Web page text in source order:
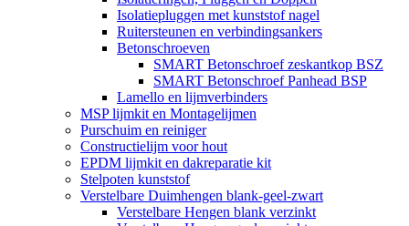
Isolatiepluggen met kunststof nagel
Ruitersteunen en verbindingsankers
Betonschroeven
SMART Betonschroef zeskantkop BSZ
SMART Betonschroef Panhead BSP
Lamello en lijmverbinders
MSP lijmkit en Montagelijmen
Purschuim en reiniger
Constructielijm voor hout
EPDM lijmkit en dakreparatie kit
Stelpoten kunststof
Verstelbare Duimhengen blank-geel-zwart
Verstelbare Hengen blank verzinkt